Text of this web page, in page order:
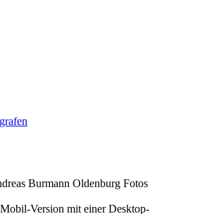
Version mit einer Desktop-